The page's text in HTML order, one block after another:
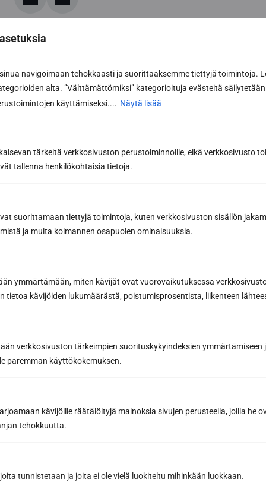
navigoimaan tehokkaasti ja suorittaaksemme tiettyjä toimintoja.
alta. ”Välttämättömiksi” kategorioituja evästeitä säilytetään
käyttämiseksi.... Näytä lisää
tärkeitä verkkosivuston perustoiminnoille, eikä verkkosivusto
tallenna henkilökohtaisia tietoja.
suorittamaan tiettyjä toimintoja, kuten verkkosivuston sisällön
ja muita kolmannen osapuolen ominaisuuksia.
ymmärtämään, miten kävijät ovat vuorovaikutuksessa
tietoa kävijöiden lukumäärästä, poistumisprosentista, liikenteen
verkkosivuston tärkeimpien suorituskykyindeksien ymmärtämiseen
paremman käyttökokemuksen.
kävijöille räätälöityjä mainoksia sivujen perusteella, joilla he
tehokkuutta.
tunnistetaan ja joita ei ole vielä luokiteltu mihinkään luokkaan.
Lue myös
Miten esikäsitellä lauteet pesun
hylkimiseen arjessa
Lauteiden esikäsittely ja suojaaminen puhdistuksen
Lue lisää